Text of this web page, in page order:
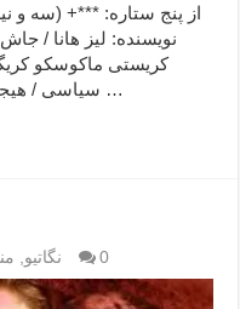
از پنج ستاره: ***+ (سه و
نویسنده: لیز هانا /
کریستی ماکوسکو
سیاسی / هیجان‌انگیز محصول: ایالات متحده آمریکا …
نگاتیو 0